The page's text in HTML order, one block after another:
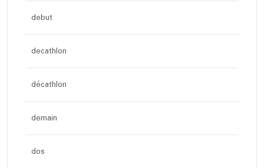
debut
decathlon
décathlon
demain
dos